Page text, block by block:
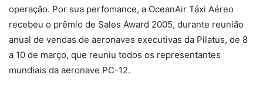
operação. Por sua perfomance, a OceanAir Táxi Aéreo
recebeu o prêmio de Sales Award 2005, durante reunião
anual de vendas de aeronaves executivas da Pilatus, de 8
a 10 de março, que reuniu todos os representantes
mundiais da aeronave PC-12.